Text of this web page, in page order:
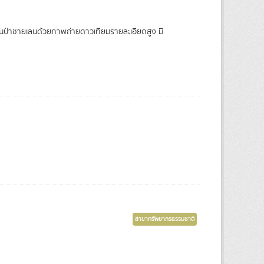
าชายเลนด้วยภาพถ่ายดาวเทียมรายละเอียดสูง มี
สาขาทรัพยากรธรรมชาติ